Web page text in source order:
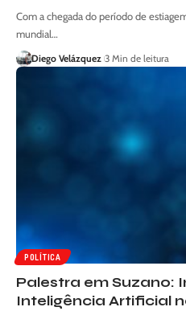
Com a chegada do período de
mundial…
Diego Velázquez 3 Min de leitura
POLÍTICA
Palestra em Suzano:
Inteligência Artificial